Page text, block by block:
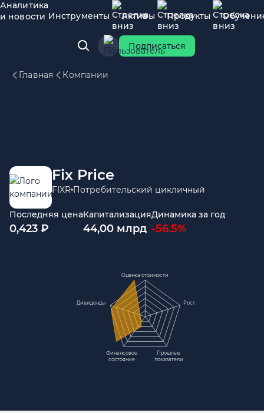
Аналитика
и новости Инструменты Активы Продукты
Подписаться
Главная Компании
Fix Price
FIXR Потребительский цикличный
Последняя цена
0,423 ₽
Капитализация
44,00 млрд
Динамика за год
-56.5%
Оценка стоимости
Рост
Прошлые
показатели
Финансовое
состояние
Дивиденды